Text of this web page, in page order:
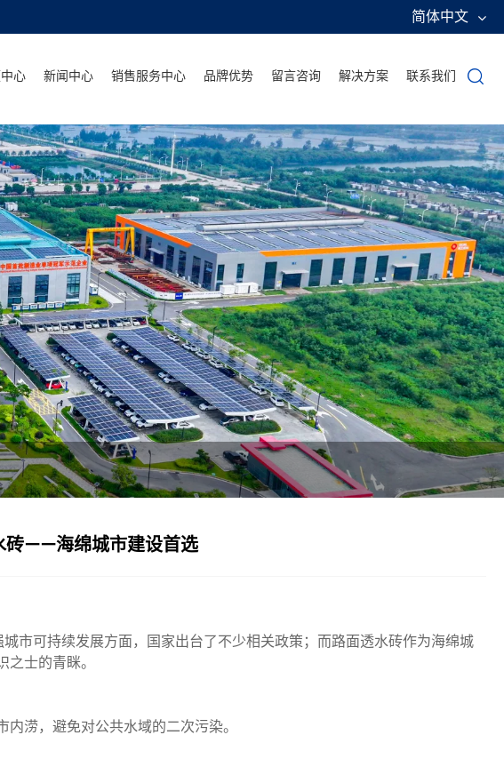
简体中文
心 新闻中心 销售服务中心 品牌优势 留言咨询 解决方案 联系我们 
砖——海绵城市建设首选
市可持续发展方面，国家出台了不少相关政策；而路面透水砖作为海绵城
士的青眯。
涝，避免对公共水域的二次污染。